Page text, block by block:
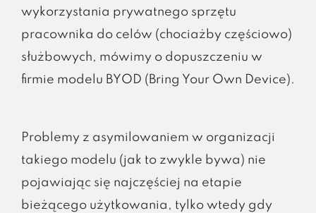
wykorzystania prywatnego sprzętu
pracownika do celów (chociażby częściowo)
służbowych, mówimy o dopuszczeniu w
firmie modelu BYOD (Bring Your Own Device).
Problemy z asymilowaniem w organizacji
takiego modelu (jak to zwykle bywa) nie
pojawiając się najczęściej na etapie
bieżącego użytkowania, tylko wtedy gdy